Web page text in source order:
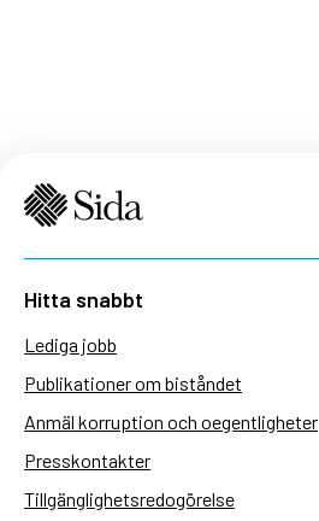
Hitta snabbt
Lediga jobb
Publikationer om biståndet
Anmäl korruption och oegentligheter
Presskontakter
Tillgänglighetsredogörelse